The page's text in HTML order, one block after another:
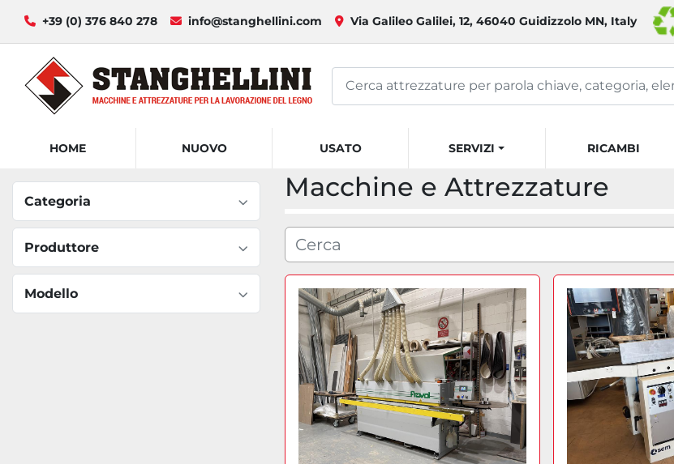
+39 (0) 376 840 278 info@stanghellini.com Via Galileo Galilei, 12, 46040 Guidizzolo MN, Italy
HOME NUOVO USATO SERVIZI RICAMBI
Categoria
Produttore
Modello
Macchine e Attrezzature